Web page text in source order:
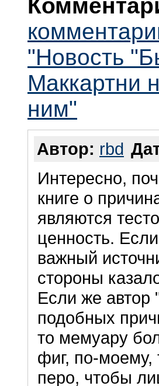
"Новость
Маккартни
ним"
Автор: rbd
Интересно,
книге о
являются
ценность.
важный
стороны
Если же автор
подобных
то мемуару
фиг, по-моему,
перо, чтобы